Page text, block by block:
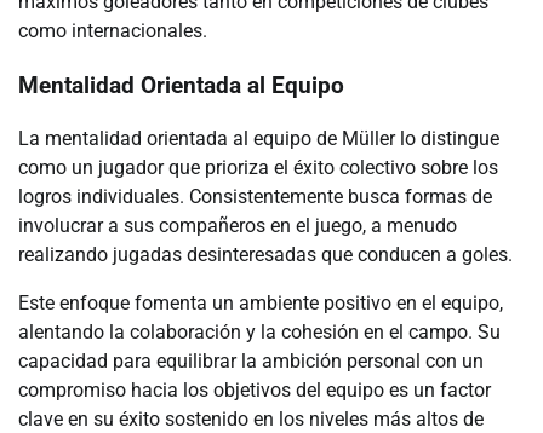
como internacionales.
Mentalidad Orientada al Equipo
La mentalidad orientada al equipo de Müller lo distingue
como un jugador que prioriza el éxito colectivo sobre los
logros individuales. Consistentemente busca formas de
involucrar a sus compañeros en el juego, a menudo
realizando jugadas desinteresadas que conducen a goles.
Este enfoque fomenta un ambiente positivo en el equipo,
alentando la colaboración y la cohesión en el campo. Su
capacidad para equilibrar la ambición personal con un
compromiso hacia los objetivos del equipo es un factor
clave en su éxito sostenido en los niveles más altos de